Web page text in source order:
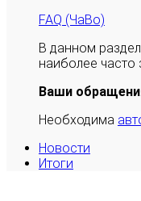
FAQ (ЧаВо)
В данном
наиболее
Ваши
Необходима
Новости
Итоги